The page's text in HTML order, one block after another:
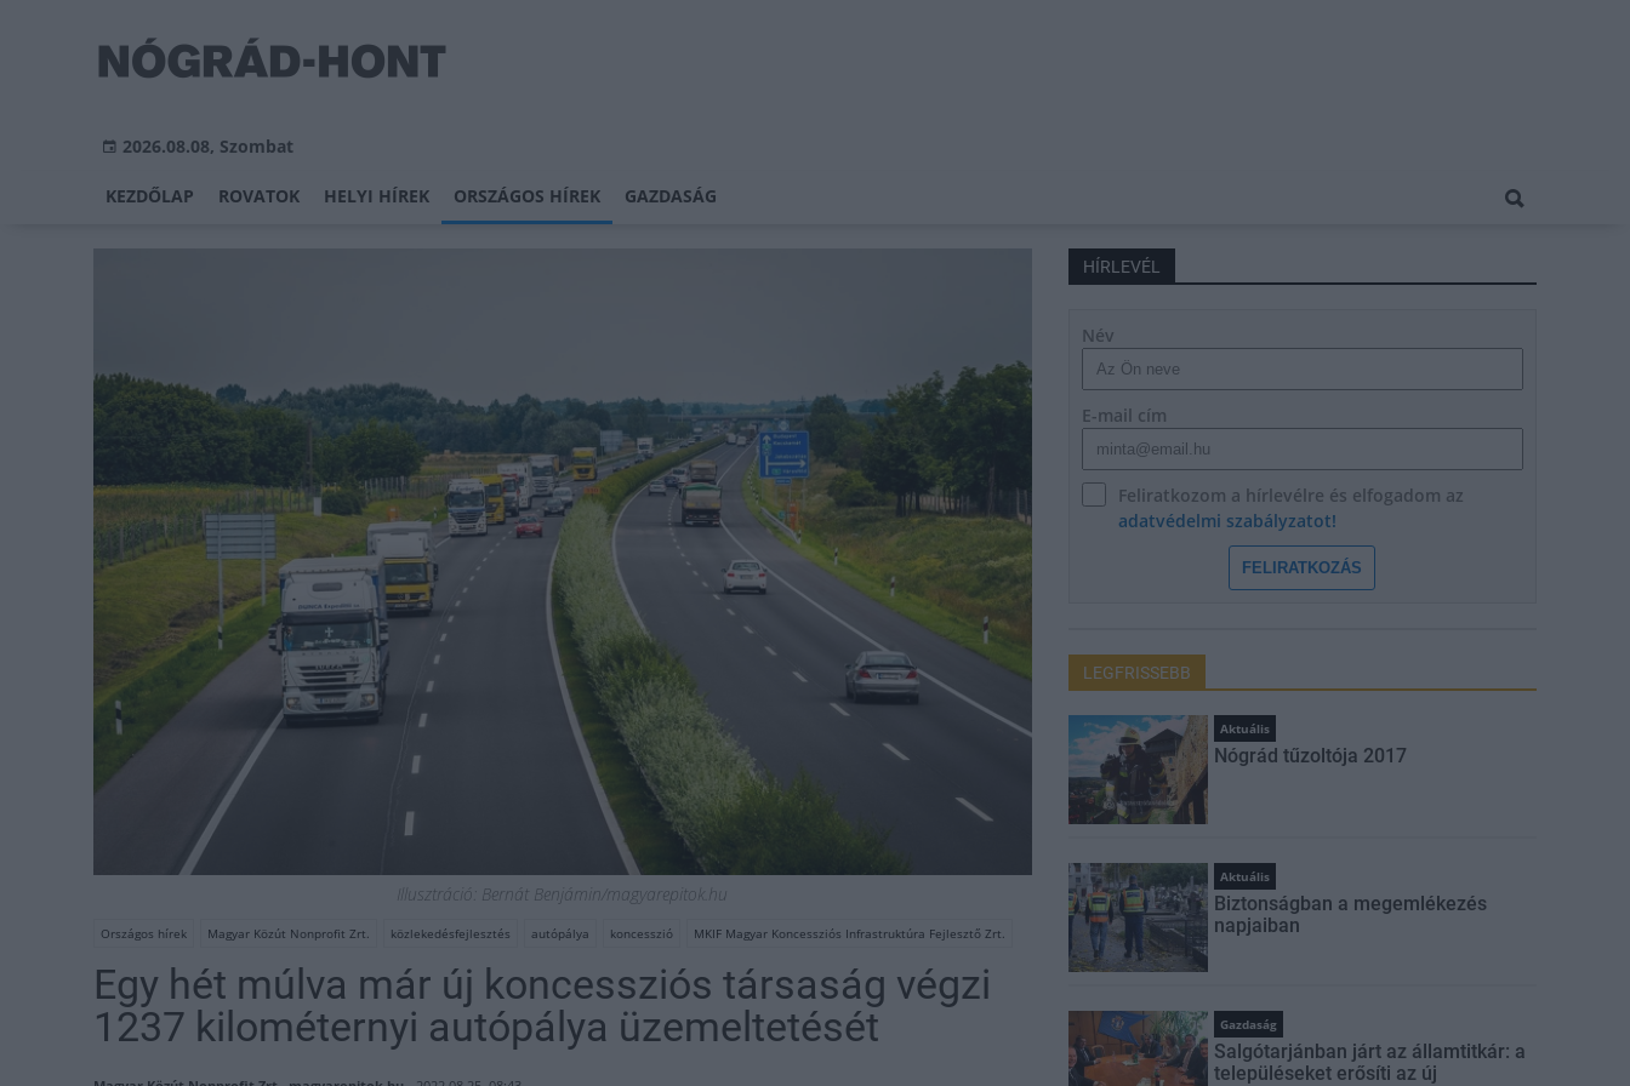
2026.08.08, Szombat
KEZDŐLAP ROVATOK HELYI HÍREK ORSZÁGOS HÍREK GAZDASÁG
Illusztráció: Bernát Benjámin/magyarepitok.hu
Országos hírek Magyar Közút Nonprofit Zrt. közlekedésfejlesztés autópálya koncesszió MKIF Magyar Koncessziós Infrastruktúra Fejlesztő Zrt.
Egy hét múlva már új koncessziós társaság végzi
1237 kilométernyi autópálya üzemeltetését
HÍRLEVÉL
Név
E-mail cím
Feliratkozom a hírlevélre és elfogadom az
adatvédelmi szabályzatot!
FELIRATKOZÁS
LEGFRISSEBB
Aktuális
Nógrád tűzoltója 2017
Aktuális
Biztonságban a megemlékezés
napjaiban
Gazdaság
Salgótarjánban járt az államtitkár: a
településeket erősíti az új